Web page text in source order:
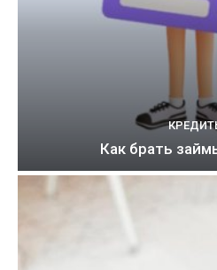
Как брать